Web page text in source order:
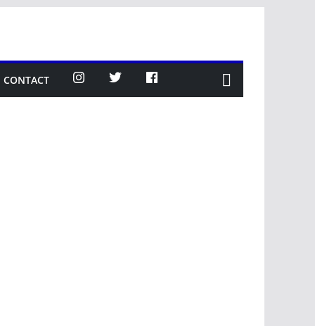
CONTACT